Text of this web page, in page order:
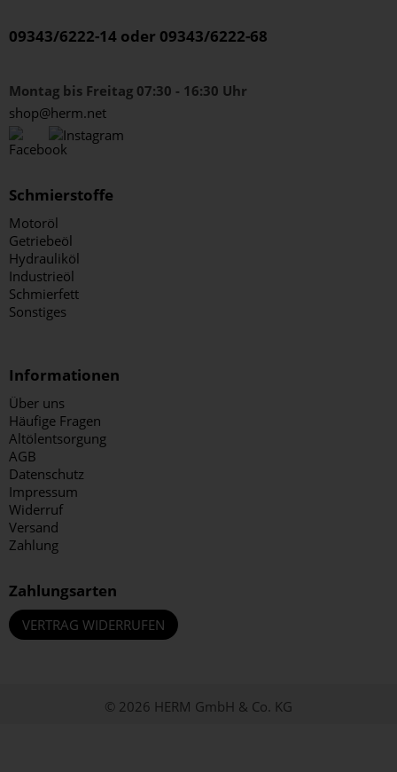
09343/6222-14 oder 09343/6222-68
Montag bis Freitag 07:30 - 16:30 Uhr
shop@herm.net
Schmierstoffe
Motoröl
Getriebeöl
Hydrauliköl
Industrieöl
Schmierfett
Sonstiges
Informationen
Über uns
Häufige Fragen
Altölentsorgung
AGB
Datenschutz
Impressum
Widerruf
Versand
Zahlung
Zahlungsarten
VERTRAG WIDERRUFEN
© 2026 HERM GmbH & Co. KG